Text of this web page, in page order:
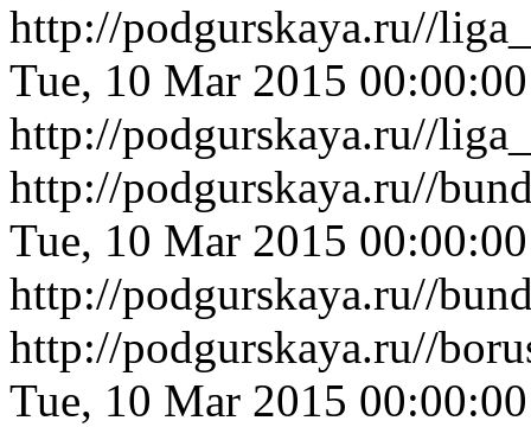
http://podgurskaya.ru//
Tue, 10 Mar 2015
http://podgurskaya.ru//
http://podgurskaya.ru//
Tue, 10 Mar 2015
http://podgurskaya.ru//
http://podgurskaya.ru//
Tue, 10 Mar 2015